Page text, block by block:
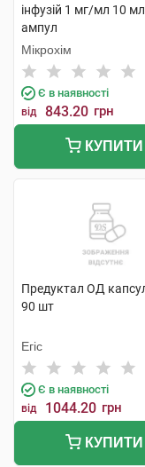
інфузій 1 мг/мл 10
ампул
Мікрохім
Є в наявності
від 843.20 грн
КУПИТИ
Предуктал ОД
90 шт
Егіс
Є в наявності
від 1044.20 грн
КУПИТИ